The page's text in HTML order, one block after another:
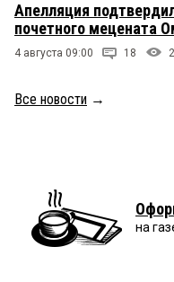
Апелляция
почетного мецената
4 августа 09:00 18
Все новости →
на